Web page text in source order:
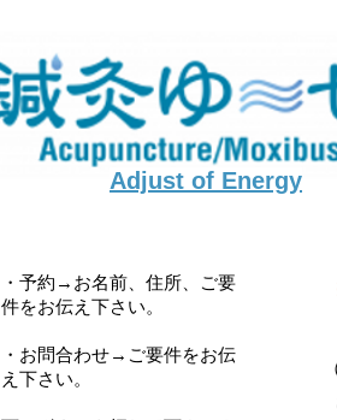
Adjust of Energy
・予約→お名前、住所、ご要
件をお伝え下さい。
・お問合わせ→ご要件をお伝
え下さい。